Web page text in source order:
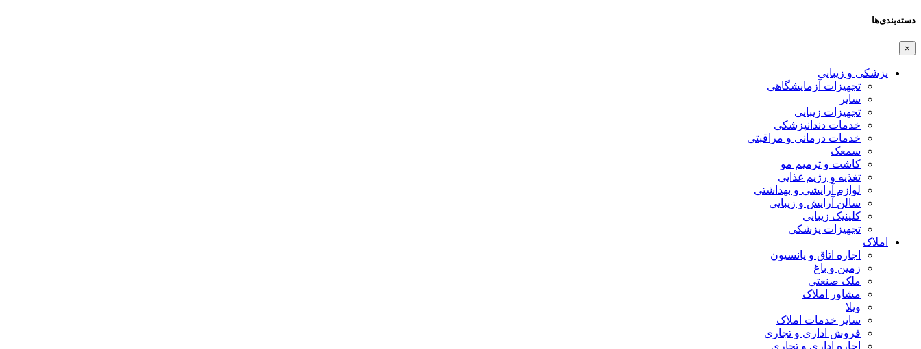
دسته‌بندی‌ها
×
پزشکی و زیبایی
تجهیزات آزمایشگاهی
سایر
تجهیزات زیبایی
خدمات دندانپزشکی
خدمات درمانی و مراقبتی
سمعک
کاشت و ترمیم مو
تغذیه و رژیم غذایی
لوازم آرایشی و بهداشتی
سالن آرایش و زیبایی
کلینیک زیبایی
تجهیزات پزشکی
املاک
اجاره اتاق و پانسیون
زمین و باغ
ملک صنعتی
مشاور املاک
ویلا
سایر خدمات املاک
فروش اداری و تجاری
اجاره اداری و تجاری